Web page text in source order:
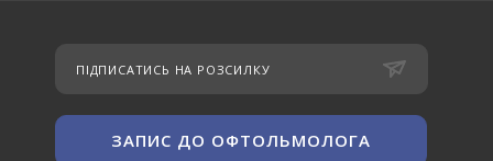
ПІДПИСАТИСЬ НА РОЗСИЛКУ
ЗАПИС ДО ОФТОЛЬМОЛОГА